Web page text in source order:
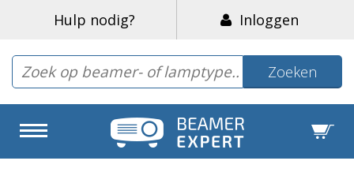
Hulp nodig? Inloggen
Zoeken